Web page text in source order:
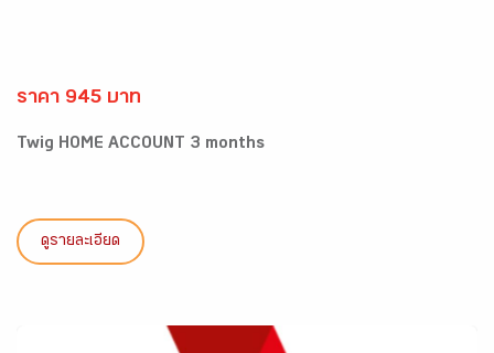
ราคา 945 บาท
Twig HOME ACCOUNT 3 months
ดูรายละเอียด